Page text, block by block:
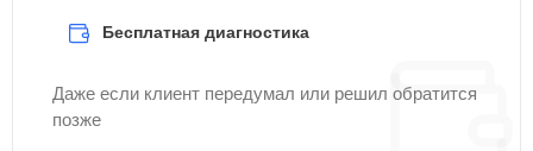
Бесплатная диагностика
Даже если клиент передумал или решил обратится
позже